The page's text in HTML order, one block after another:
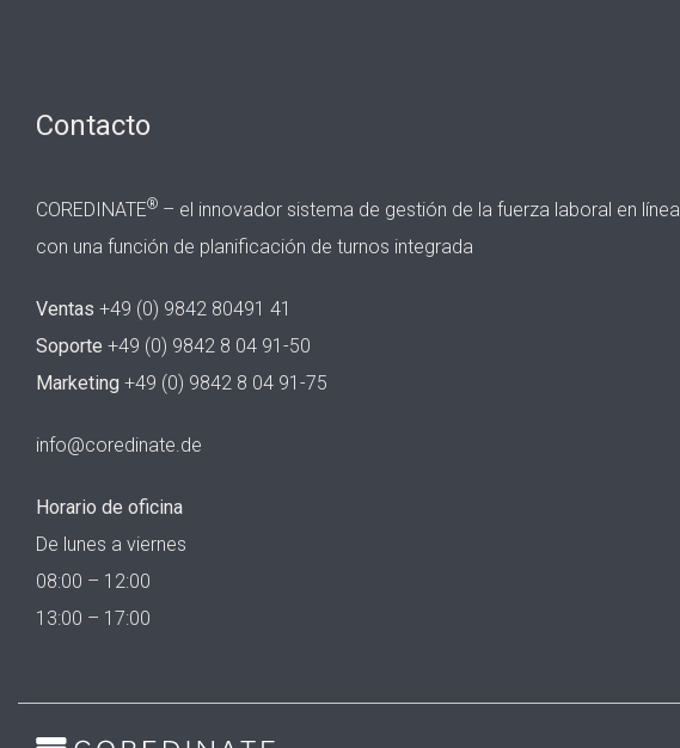
Contacto
COREDINATE® – el innovador sistema de gestión de la fuerza laboral en línea
con una función de planificación de turnos integrada
Ventas +49 (0) 9842 80491 41
Soporte +49 (0) 9842 8 04 91-50
Marketing +49 (0) 9842 8 04 91-75
info@coredinate.de
Horario de oficina
De lunes a viernes
08:00 – 12:00
13:00 – 17:00